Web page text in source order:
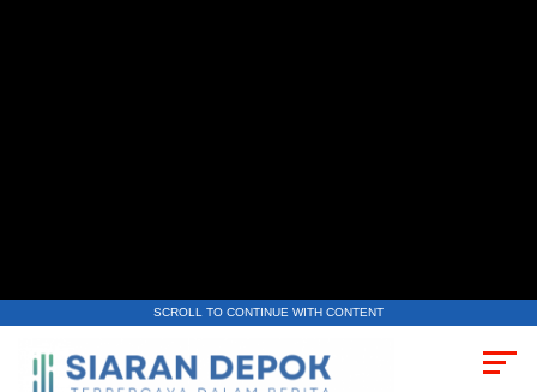
SCROLL TO CONTINUE WITH CONTENT